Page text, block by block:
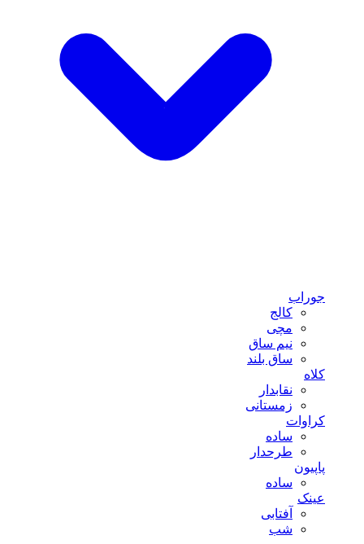
جوراب
کالج
مچی
نیم ساق
ساق بلند
کلاه
نقابدار
زمستانی
کراوات
ساده
طرحدار
پاپیون
ساده
عینک
آفتابی
شب